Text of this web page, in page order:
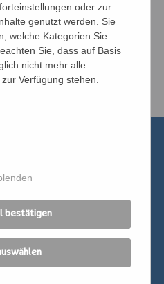
Erzdiözese Wien
1
oder zur
genutzt werden. Sie
welche Kategorien Sie
Sie, dass auf Basis
nicht mehr alle
Verfügung stehen.
bestätigen